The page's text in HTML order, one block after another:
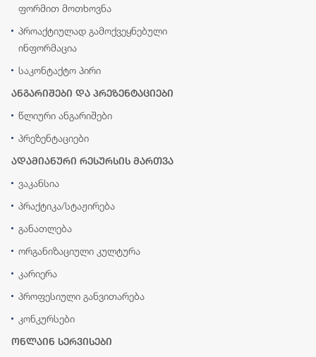
ფორმით მოთხოვნა
პროაქტიულად გამოქვეყნებული
ინფორმაცია
საკონტაქტო პირი
ანგარიშები და პრეზენტაციები
წლიური ანგარიშები
პრეზენტაციები
ადამიანური რესურსის მართვა
ვაკანსია
პრაქტიკა/სტაჟირება
განათლება
ორგანიზაციული კულტურა
კარიერა
პროფესიული განვითარება
კონკურსები
ონლაინ სერვისები